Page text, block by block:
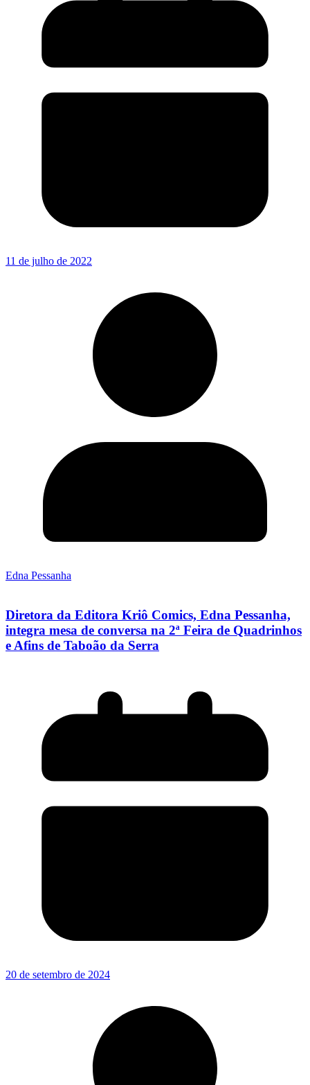
11 de julho de 2022
Edna Pessanha
Diretora da Editora Kriô Comics, Edna Pessanha,
integra mesa de conversa na 2ª Feira de Quadrinhos
e Afins de Taboão da Serra
20 de setembro de 2024